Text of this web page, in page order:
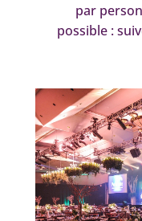
par
possible :